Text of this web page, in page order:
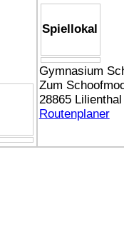
Spiellokal
Gymnasium
Zum
28865 Lilienthal
Routenplaner